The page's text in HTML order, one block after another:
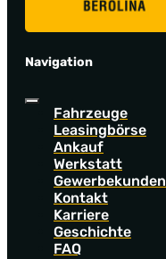
Navigation
Fahrzeuge
Leasingbörse
Ankauf
Werkstatt
Gewerbekunden
Kontakt
Karriere
Geschichte
FAQ